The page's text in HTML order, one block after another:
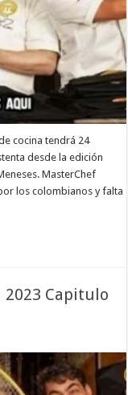
cocina tendrá 24
desde la edición
MasterChef
los colombianos y falta
Capitulo